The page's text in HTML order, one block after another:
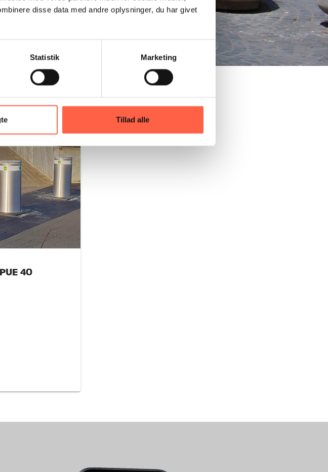
disse data med andre oplysninger, du har givet
Statistik Marketing
Tillad alle
også
40